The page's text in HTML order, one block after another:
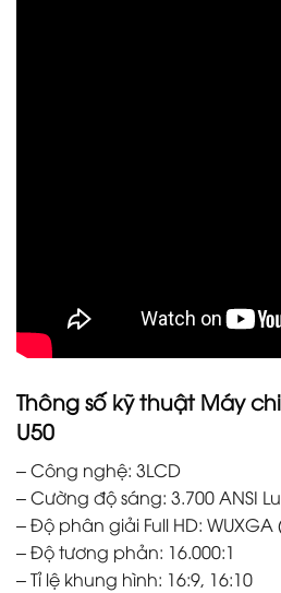
Thông số kỹ thuật Máy
U50
– Công nghệ: 3LCD
– Cường độ sáng: 3.700 ANSI
– Độ phân giải Full HD: WUXGA
– Độ tương phản: 16.000:1
– Tỉ lệ khung hình: 16:9, 16:10